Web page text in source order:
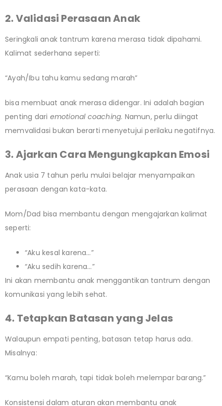
2. Validasi Perasaan Anak
Seringkali anak tantrum karena merasa tidak dipahami.
Kalimat sederhana seperti:
“Ayah/Ibu tahu kamu sedang marah”
bisa membuat anak merasa didengar. Ini adalah bagian
penting dari emotional coaching. Namun, perlu diingat
memvalidasi bukan berarti menyetujui perilaku negatifnya.
3. Ajarkan Cara Mengungkapkan Emosi
Anak usia 7 tahun perlu mulai belajar menyampaikan
perasaan dengan kata-kata.
Mom/Dad bisa membantu dengan mengajarkan kalimat
seperti:
“Aku kesal karena…”
“Aku sedih karena…”
Ini akan membantu anak menggantikan tantrum dengan
komunikasi yang lebih sehat.
4. Tetapkan Batasan yang Jelas
Walaupun empati penting, batasan tetap harus ada.
Misalnya:
“Kamu boleh marah, tapi tidak boleh melempar barang.”
Konsistensi dalam aturan akan membantu anak